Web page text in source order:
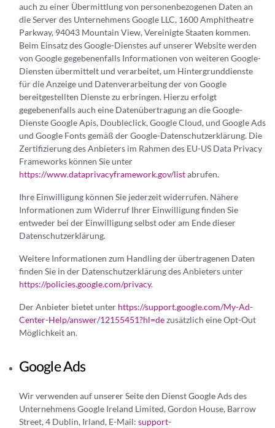
auch zu einer Übermittlung von personenbezogenen Daten an
die Server des Unternehmens Google LLC, 1600 Amphitheatre
Parkway, 94043 Mountain View, Vereinigte Staaten kommen.
Beim Einsatz des Google-Dienstes auf unserer Website werden
von Google gegebenenfalls Informationen von weiteren Google-
Diensten übermittelt und verarbeitet, um Hintergrunddienste
für die Anzeige und Datenverarbeitung der von Google
bereitgestellten Dienste zu erbringen. Hierzu erfolgt
gegebenenfalls auch eine Datenübertragung an die Google-
Dienste Google Apis, Doubleclick, Google Cloud, und Google Ads
und Google Fonts gemäß der Google-Datenschutzerklärung. Die
Zertifizierung des Anbieters im Rahmen des EU-US Data Privacy
Frameworks können Sie unter
https://www.dataprivacyframework.gov/listabrufen.
Ihre Einwilligung können Sie jederzeit widerrufen. Nähere
Informationen zum Widerruf Ihrer Einwilligung finden Sie
entweder bei der Einwilligung selbst oder am Ende dieser
Datenschutzerklärung.
Weitere Informationen zum Handling der übertragenen Daten
finden Sie in der Datenschutzerklärung des Anbieters unter
https://policies.google.com/privacy.
Der Anbieter bietet unter https://support.google.com/My-Ad-
Center-Help/answer/12155451?hl=dezusätzlich eine Opt-Out
Möglichkeit an.
Google Ads
Wir verwenden auf unserer Seite den Dienst Google Ads des
Unternehmens Google Ireland Limited, Gordon House, Barrow
Street, 4 Dublin, Irland, E-Mail: support-